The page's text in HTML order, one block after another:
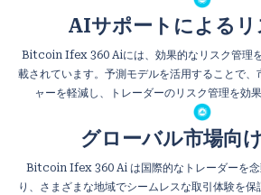
AIサポートによるリ
Bitcoin Ifex 360 Aiには、効果的なリスク管理
載されています。予測モデルを活用することで、
ャーを軽減し、トレーダーのリスク管理を効
グローバル市場向
Bitcoin Ifex 360 Ai は国際的なトレーダーを念
り、さまざまな地域でシームレスな取引体験を